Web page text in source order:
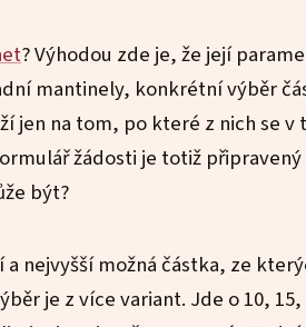
? Výhodou zde je, že její
mantinely, konkrétní výběr
jen na tom, po které z nich se
žádosti je totiž
být?
nejvyšší možná částka, ze
je z více variant. Jde o 10, 15,